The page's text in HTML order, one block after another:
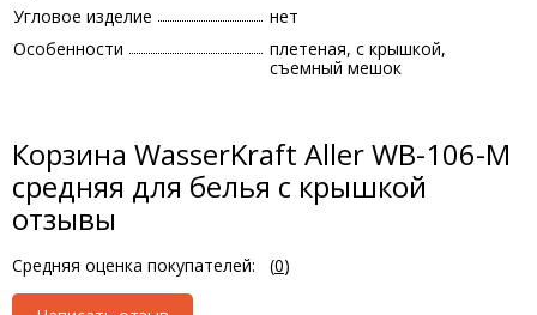
Угловое изделие
нет
Особенности
плетеная, с крышкой,
съемный мешок
Корзина WasserKraft Aller WB-106-M
средняя для белья с крышкой
отзывы
Средняя оценка покупателей: (0)